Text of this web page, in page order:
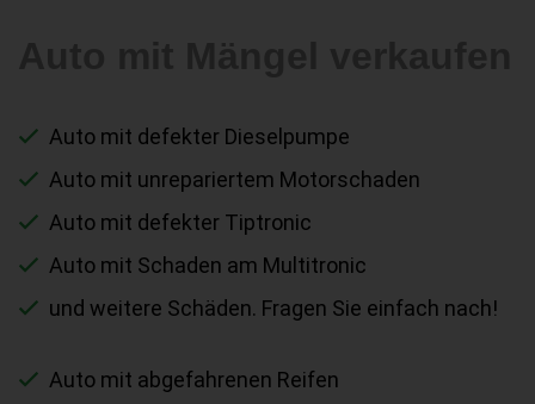
Auto mit defekter Dieselpumpe
Auto mit unrepariertem Motorschaden
Auto mit defekter Tiptronic
Auto mit Schaden am Multitronic
und weitere Schäden. Fragen Sie einfach nach!
Auto mit abgefahrenen Reifen